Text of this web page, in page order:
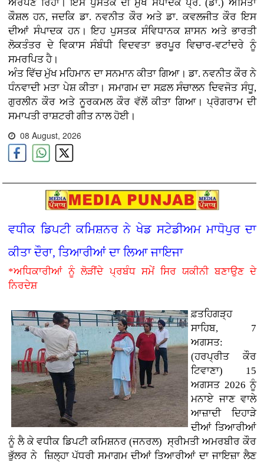
ਅਰਪਣ ਰਿਹਾ। ਇਸ ਪੁਸਤਕ ਦੀ ਮੁੱਖ ਸੰਪਾਦਕ ਪ੍ਰੋ. (ਡਾ.) ਅਮਿਤਾ
ਕੌਸ਼ਲ ਹਨ, ਜਦਕਿ ਡਾ. ਨਵਨੀਤ ਕੌਰ ਅਤੇ ਡਾ. ਕਵਲਜੀਤ ਕੌਰ ਇਸ
ਦੀਆਂ ਸੰਪਾਦਕ ਹਨ। ਇਹ ਪੁਸਤਕ ਸੰਵਿਧਾਨਕ ਸ਼ਾਸਨ ਅਤੇ ਭਾਰਤੀ
ਲੋਕਤੰਤਰ ਦੇ ਵਿਕਾਸ ਸੰਬੰਧੀ ਵਿਦਵਤਾ ਭਰਪੂਰ ਵਿਚਾਰ-ਵਟਾਂਦਰੇ ਨੂੰ
ਸਮਰਪਿਤ ਹੈ।
ਅੰਤ ਵਿੱਚ ਮੁੱਖ ਮਹਿਮਾਨ ਦਾ ਸਨਮਾਨ ਕੀਤਾ ਗਿਆ। ਡਾ. ਨਵਨੀਤ ਕੌਰ ਨੇ
ਧੰਨਵਾਦੀ ਮਤਾ ਪੇਸ਼ ਕੀਤਾ। ਸਮਾਗਮ ਦਾ ਸਫ਼ਲ ਸੰਚਾਲਨ ਦਿਵਜੋਤ ਸੰਧੂ,
ਗੁਰਲੀਨ ਕੌਰ ਅਤੇ ਨੂਰਕਮਲ ਕੌਰ ਵੱਲੋਂ ਕੀਤਾ ਗਿਆ। ਪ੍ਰੋਗਰਾਮ ਦੀ
ਸਮਾਪਤੀ ਰਾਸ਼ਟਰੀ ਗੀਤ ਨਾਲ ਹੋਈ।
08 August, 2026
ਵਧੀਕ ਡਿਪਟੀ ਕਮਿਸ਼ਨਰ ਨੇ ਖੇਡ ਸਟੇਡੀਅਮ ਮਾਧੋਪੁਰ ਦਾ
ਕੀਤਾ ਦੌਰਾ, ਤਿਆਰੀਆਂ ਦਾ ਲਿਆ ਜਾਇਜਾ
*ਅਧਿਕਾਰੀਆਂ ਨੂੰ ਲੋੜੀਂਦੇ ਪ੍ਰਬੰਧ ਸਮੇਂ ਸਿਰ ਯਕੀਨੀ ਬਣਾਉਣ ਦੇ
ਨਿਰਦੇਸ਼
ਫ਼ਤਹਿਗੜ੍ਹ
ਸਾਹਿਬ, 7
ਅਗਸਤ:
(ਹਰਪ੍ਰੀਤ ਕੌਰ
ਟਿਵਾਣਾ) 15
ਅਗਸਤ 2026 ਨੂੰ
ਮਨਾਏ ਜਾਣ ਵਾਲੇ
ਆਜ਼ਾਦੀ ਦਿਹਾੜੇ
ਦੀਆਂ ਤਿਆਰੀਆਂ
ਨੂੰ ਲੈ ਕੇ ਵਧੀਕ ਡਿਪਟੀ ਕਮਿਸ਼ਨਰ (ਜਨਰਲ) ਸ੍ਰੀਮਤੀ ਅਮਰਬੀਰ ਕੌਰ
ਭੁੱਲਰ ਨੇ ਜ਼ਿਲ੍ਹਾ ਪੱਧਰੀ ਸਮਾਗਮ ਦੀਆਂ ਤਿਆਰੀਆਂ ਦਾ ਜਾਇਜ਼ਾ ਲੈਣ